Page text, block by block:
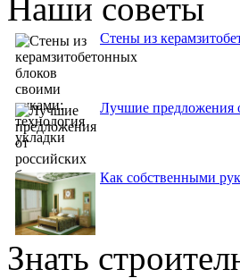
Наши советы
Стены из
Лучшие предложения
Как собственными
Знать